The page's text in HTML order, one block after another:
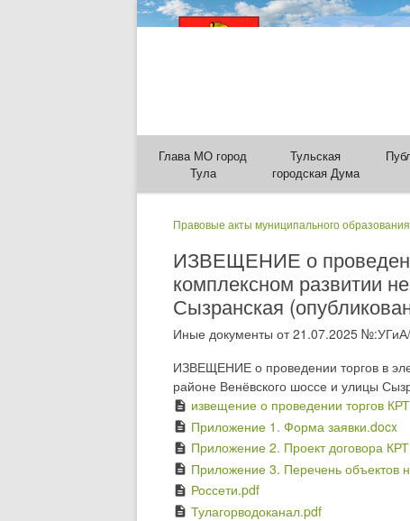
Глава МО город
Тула
Тульская
городская Дума
Правовые акты муниципального
ИЗВЕЩЕНИЕ о
комплексном развитии
Сызранская
Иные документы от 21.07.2025
ИЗВЕЩЕНИЕ о проведении торгов в
районе Венёвского шоссе и улицы
description извещение о проведении торгов
description Приложение 1. Форма заявки.docx
description Приложение 2. Проект договора
description Приложение 3. Перечень объектов
description Россети.pdf
description Тулагорводоканал.pdf